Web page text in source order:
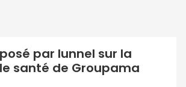
par lunnel sur la
santé de Groupama